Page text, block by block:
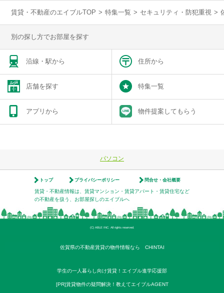
賃貸・不動産のエイブルTOP > 特集一覧 > セキュリティ・防犯重視 >
別の探し方でお部屋を探す
沿線・駅から 住所から
店舗を探す 特集一覧
アプリから 物件提案してもらう
パソコン
トップ プライバシーポリシー 問合せ・会社概要
賃貸・不動産情報は、賃貸マンション・賃貸アパート・賃貸住宅など
の不動産を扱う、お部屋探しのエイブルへ
(C) ABLE INC. All rights reserved.
佐賀県の不動産賃貸の物件情報なら CHINTAI
学生の一人暮らし向け賃貸！エイブル進学応援部
[PR]賃貸物件の疑問解決！教えてエイブルAGENT